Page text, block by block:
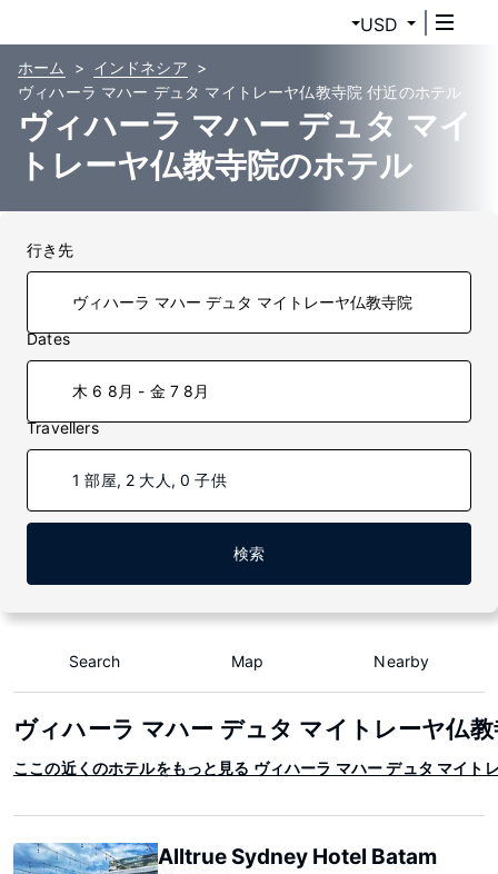
USD
ホーム
インドネシア
ヴィハーラ マハー デュタ マイトレーヤ仏教寺院 付近のホテル
ヴィハーラ マハー デュタ マイ
トレーヤ仏教寺院のホテル
行き先
Dates
木 6 8月 - 金 7 8月
Travellers
1 部屋, 2 大人, 0 子供
検索
Search Map Nearby
ヴィハーラ マハー デュタ マイトレーヤ仏
ここの近くのホテルをもっと見る ヴィハーラ マハー デュタ マイト
Alltrue Sydney Hotel Batam